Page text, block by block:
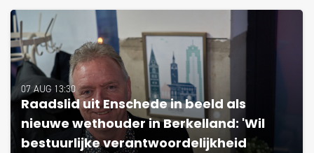
07 AUG 13:30
Raadslid uit Enschede in beeld als
nieuwe wethouder in Berkelland: 'Wil
bestuurlijke verantwoordelijkheid